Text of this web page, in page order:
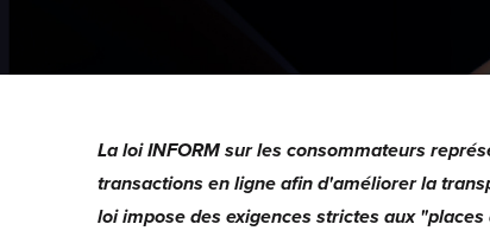
La loi INFORM sur les consommateurs
transactions en ligne afin d'améliorer la
loi impose des exigences strictes aux